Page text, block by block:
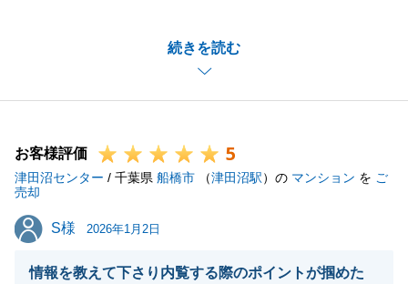
続きを読む
ご決済に至るまでに、ご負担をかけることもあったか
と存じますが、無事に取引が完了でき嬉しく思いま
今後とも、何かお困りのことがございましたら些細な
ことでも構いませんのでご連絡いただければと存じま
す。
引き続きよろしくお願いいたします。
お客様評価 5
津田沼センター / 千葉県 船橋市 （津田沼駅）の マンション を ご
売却
S様
S様 2026年1月2日
情報を教えて下さり内覧する際のポイントが掴めた